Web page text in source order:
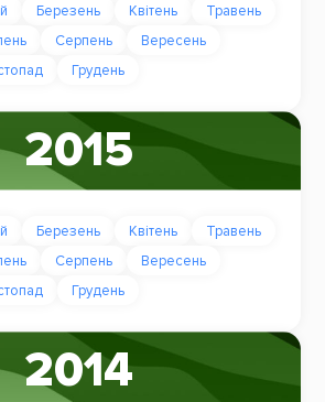
Березень Квітень
Травень
Серпень
Вересень
Грудень
2015
Березень Квітень
Травень
Серпень
Вересень
Грудень
2014